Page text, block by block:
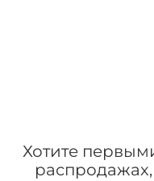
Хотите